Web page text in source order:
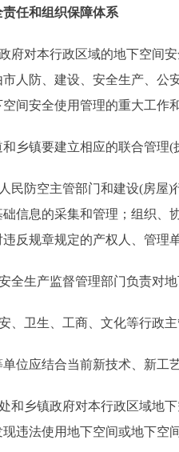
任和组织保障体系
对本行政区域的地下空间安
人防、建设、安全生产、公
间安全使用管理的重大工作
镇要建立相应的联合管理(
防空主管部门和建设(房屋)
信息的采集和管理；组织、
反规章规定的产权人、管理
生产监督管理部门负责对地
卫生、工商、文化等行政主
应结合当前新技术、新工
乡镇政府对本行政区域地下
现违法使用地下空间或地下